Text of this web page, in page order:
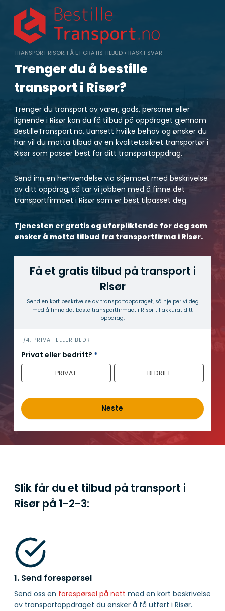
content
TRANSPORT RISØR: FÅ ET GRATIS TILBUD • RASKT SVAR
Trenger du å bestille
transport i Risør?
Trenger du transport av varer, gods, personer eller
lignende i Risør kan du få tilbud på oppdraget gjennom
BestilleTransport.no. Uansett hvilke behov og ønsker du
har vil du motta tilbud av en kvalitetssikret transportør i
Risør som passer best for ditt transportoppdrag.
Send inn en henvendelse via skjemaet med beskrivelse
av ditt oppdrag, så tar vi jobben med å finne det
transportfirmaet i Risør som er best tilpasset deg.
Tjenesten er gratis og uforpliktende for deg som
ønsker å motta tilbud fra transportfirma i Risør.
Få et gratis tilbud på transport i
Risør
Send en kort beskrivelse av transport­oppdraget, så hjelper vi deg
med å finne det beste transport­firmaet i Risør til akkurat ditt
oppdrag.
h
e
r
1/4: PRIVAT ELLER BEDRIFT
Privat eller bedrift? *
PRIVAT BEDRIFT
Neste
Slik får du et tilbud på transport i
Risør på 1-2-3:
1. Send forespørsel
Send oss en forespørsel på nett med en kort beskrivelse
av transportoppdraget du ønsker å få utført i Risør.